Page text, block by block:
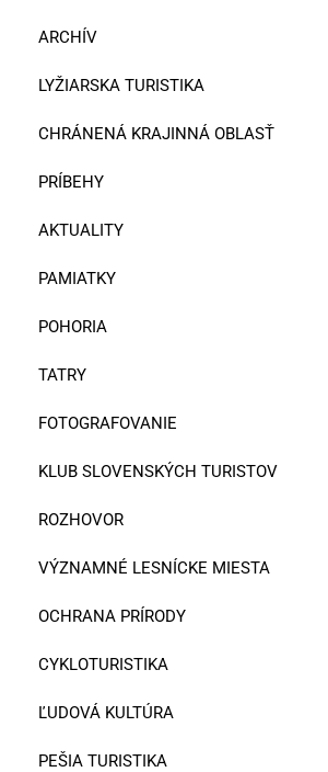
ARCHÍV
LYŽIARSKA TURISTIKA
CHRÁNENÁ KRAJINNÁ OBLASŤ
PRÍBEHY
AKTUALITY
PAMIATKY
POHORIA
TATRY
FOTOGRAFOVANIE
KLUB SLOVENSKÝCH TURISTOV
ROZHOVOR
VÝZNAMNÉ LESNÍCKE MIESTA
OCHRANA PRÍRODY
CYKLOTURISTIKA
ĽUDOVÁ KULTÚRA
PEŠIA TURISTIKA